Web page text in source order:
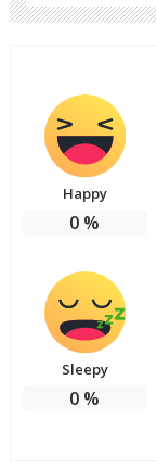
Happy
0 %
Sleepy
0 %